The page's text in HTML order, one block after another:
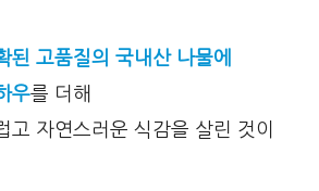
된 고품질의 국내산 나물에
우를 더해
고 자연스러운 식감을 살린 것이